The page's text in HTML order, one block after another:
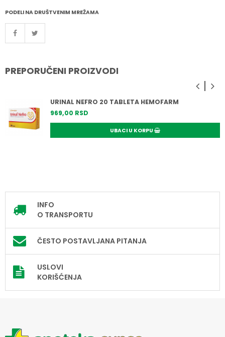
PODELI NA DRUŠTVENIM MREŽAMA
PREPORUČENI PROIZVODI
URINAL NEFRO 20 TABLETA HEMOFARM
969,00 RSD
UBACI U KORPU
INFO
O TRANSPORTU
ČESTO POSTAVLJANA PITANJA
USLOVI
KORIŠĆENJA